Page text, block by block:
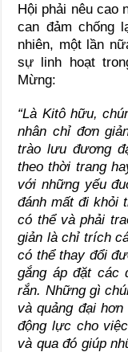
Hội phải nêu cao
can đảm chống
nhiên, một lần
sự linh hoạt
Mừng:
“Là Kitô hữu,
nhân chỉ đơn
trào lưu đương
theo thời trang
với những yếu
đánh mất đi khỏi
có thể và phải
giản là chỉ trích
có thể thay đổi
gắng áp đặt các
rắn. Những gì
và quảng đại
động lực cho
và qua đó giúp